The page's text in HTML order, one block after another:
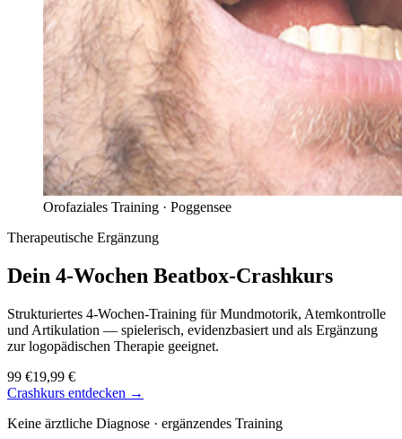
Orofaziales Training · Poggensee
Therapeutische Ergänzung
Dein 4-Wochen Beatbox-Crashkurs
Strukturiertes 4-Wochen-Training für Mundmotorik, Atemkontrolle
und Artikulation — spielerisch, evidenzbasiert und als Ergänzung
zur logopädischen Therapie geeignet.
99 €19,99 €
Crashkurs entdecken →
Keine ärztliche Diagnose · ergänzendes Training